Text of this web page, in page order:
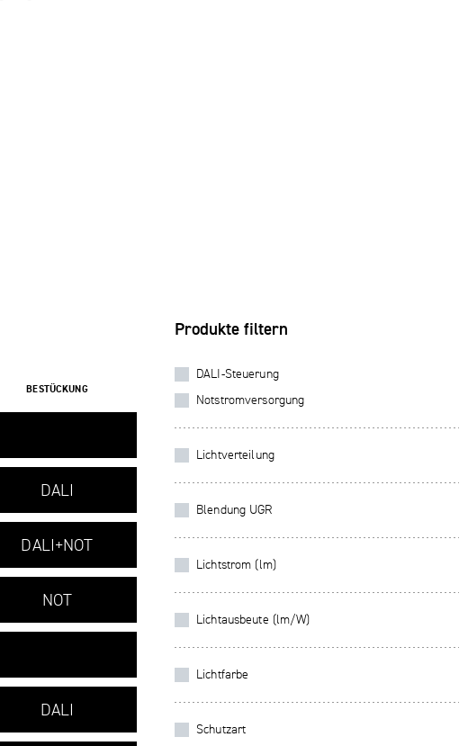
BESTÜCKUNG
DALI
DALI+NOT
NOT
DALI
Produkte filtern
DALI-Steuerung
Notstromversorgung
Lichtverteilung
Blendung UGR
Lichtstrom (lm)
Lichtausbeute (lm/W)
Lichtfarbe
Schutzart